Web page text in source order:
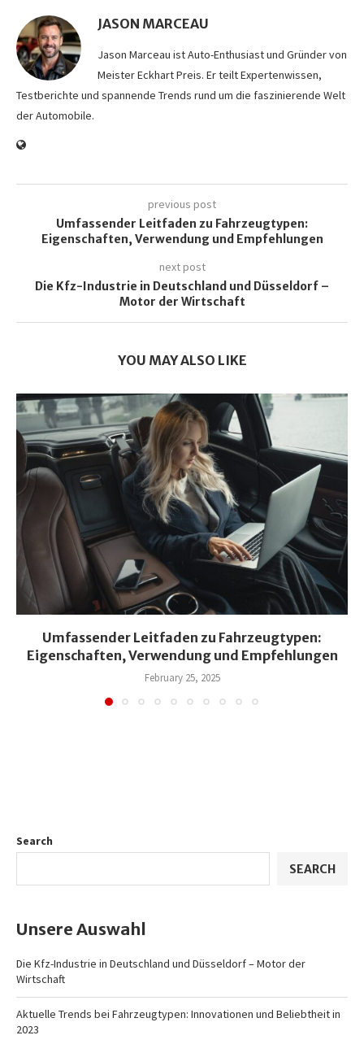
JASON MARCEAU
Jason Marceau ist Auto-Enthusiast und Gründer von
Meister Eckhart Preis. Er teilt Expertenwissen,
Testberichte und spannende Trends rund um die faszinierende Welt
der Automobile.
previous post
Umfassender Leitfaden zu Fahrzeugtypen:
Eigenschaften, Verwendung und Empfehlungen
next post
Die Kfz-Industrie in Deutschland und Düsseldorf –
Motor der Wirtschaft
YOU MAY ALSO LIKE
Umfassender Leitfaden zu Fahrzeugtypen:
Eigenschaften, Verwendung und Empfehlungen
February 25, 2025
Search
SEARCH
Unsere Auswahl
Die Kfz-Industrie in Deutschland und Düsseldorf – Motor der
Wirtschaft
Aktuelle Trends bei Fahrzeugtypen: Innovationen und Beliebtheit in
2023